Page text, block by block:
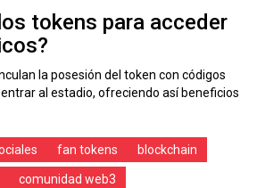
tokens para acceder
la posesión del token con códigos
al estadio, ofreciendo así beneficios
fan tokens blockchain
comunidad web3